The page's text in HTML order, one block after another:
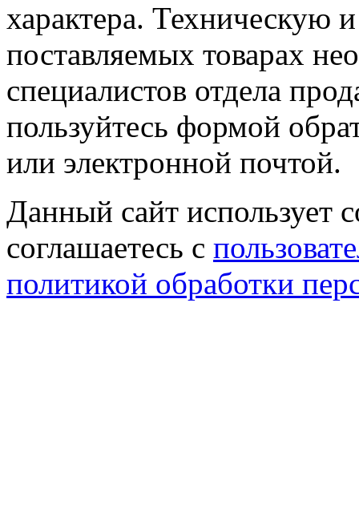
характера.
поставляемых товарах
специалистов отдела
пользуйтесь формой
или электронной почтой.
Данный сайт использует
соглашаетесь с
политикой обработки